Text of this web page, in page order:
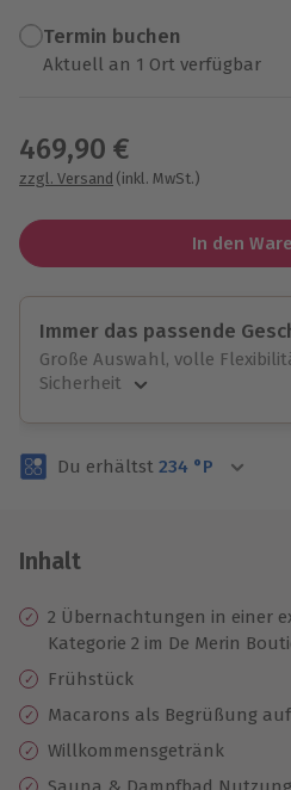
Termin buchen
Aktuell an 1 Ort verfügbar
469,90 €
zzgl. Versand (inkl. MwSt.)
In den
Immer das passende
Große Auswahl, volle
Sicherheit
Volle Flexibilität
3 Jahre gültig &
Du erhältst 234 °P
Inhalt
2 Übernachtungen in einer
Kategorie 2 im De Merin
Frühstück
Macarons als Begrüßung
Willkommensgetränk